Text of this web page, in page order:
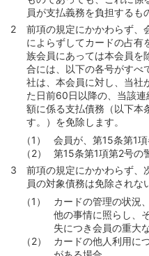
員が支払義務を負担するも
前項の規定にかかわらず、
によらずしてカードの占有
族会員にあっては本会員を
合には、以下の各号がすべ
社は、本会員に対し、当社
た日前60日以降の、当該
額に係る支払債務（以下本
す。）を免除します。
会員が、第15条第1
第15条第1項第2号の
前項の規定にかかわらず、
員の対象債務は免除されな
カードの管理の状況
他の事情に照らし、
失につき会員の重大
カードの他人利用に